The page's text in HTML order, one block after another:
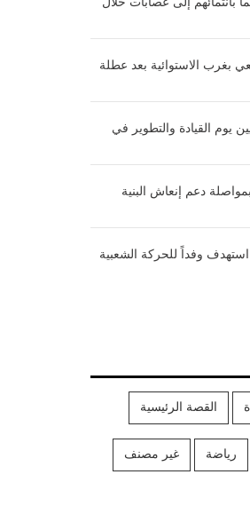
تعتقل 54 متهماً بانتمائهم إلى عصابات خلال
بغرب الاستوائية بعد عطلة
يوم القيادة والتطوير في
بمواصلة دعم إنعاش البنية
وفداً للحركة الشعبية
القصة الرئيسية
رياضة غير مصنف